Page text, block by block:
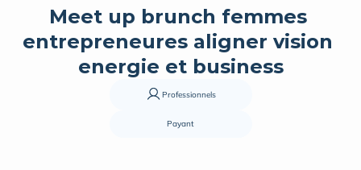
Meet up brunch femmes
entrepreneures aligner vision
energie et business
Professionnels
Payant